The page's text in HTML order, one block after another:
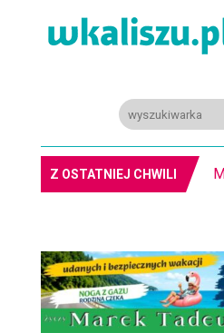
Z OSTATNIEJ CHWILI